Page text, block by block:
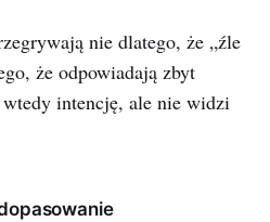
nie dlatego, że „źle
że odpowiadają zbyt
intencję, ale nie widzi